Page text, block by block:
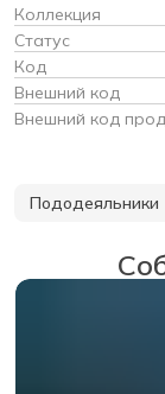
Коллекция
Статус
Код
Внешний код
Внешний код
Пододеяльники